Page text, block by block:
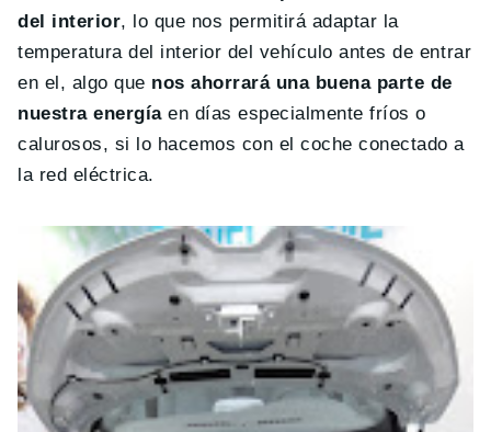
del interior, lo que nos permitirá adaptar la
temperatura del interior del vehículo antes de entrar
en el, algo que nos ahorrará una buena parte de
nuestra energíaen días especialmente fríos o
calurosos, si lo hacemos con el coche conectado a
la red eléctrica.